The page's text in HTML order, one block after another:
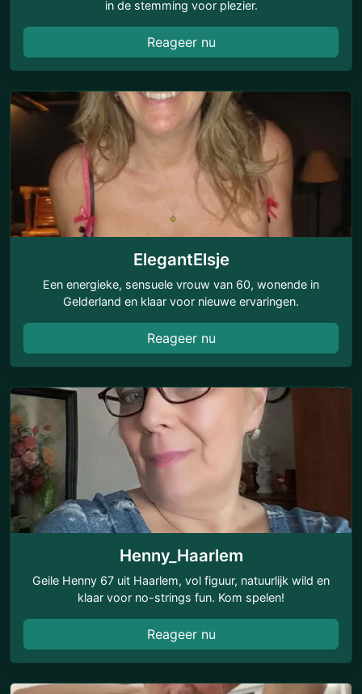
in de stemming voor plezier.
Reageer nu
ElegantElsje
Een energieke, sensuele vrouw van 60, wonende in
Gelderland en klaar voor nieuwe ervaringen.
Reageer nu
Henny_Haarlem
Geile Henny 67 uit Haarlem, vol figuur, natuurlijk wild en
klaar voor no-strings fun. Kom spelen!
Reageer nu